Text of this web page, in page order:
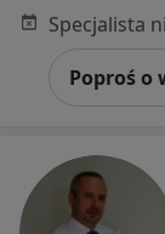
Poproś o